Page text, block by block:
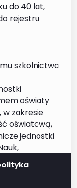
do 40 lat,
rejestru
szkolnictwa
oświaty
zakresie
oświatową,
jednostki
chronionej
na
o